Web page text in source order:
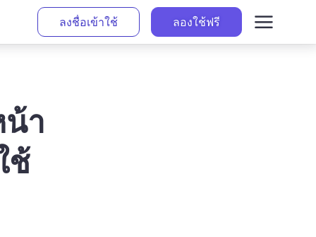
ลงชื่อเข้าใช้ ลองใช้ฟรี
า
ช้